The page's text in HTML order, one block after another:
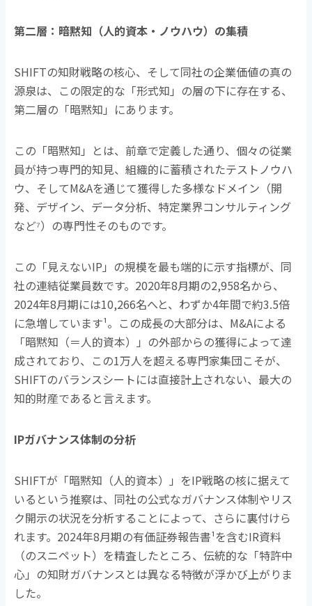
第二層：暗黙知（人的資本・ノウハウ）の集積
SHIFTの知財戦略の核心、そして同社の企業価値の真の
源泉は、この限定的な「形式知」の層の下に存在する、
第二層の「暗黙知」にあります。
この「暗黙知」とは、前章で定義した通り、個々の従業
員が持つ専門的知見、組織的に蓄積されたテストノウハ
ウ、そしてM&Aを通じて獲得した多様なドメイン（開
発、デザイン、データ分析、特定業界コンサルティング
など⁷）の専門性そのものです。
この「見えないIP 」の規模を最も端的に示す指標が、同
社の連結従業員数です。 2020年8月期の2,958名から、
2024年8月期には10,266名へと、わずか4年間で約3.5倍
に急増しています¹。この成長の大部分は、 M&Aによる
「暗黙知（＝人的資本）」の外部からの獲得によって達
成されており、この1万人を超える専門家集団こそが、
SHIFTのバランスシートには直接計上されない、最大の
知的財産であると言えます。
IPガバナンス体制の分析
SHIFTが「暗黙知（人的資本）」をIP戦略の核に据えて
いるという推察は、同社の公式なガバナンス体制やリス
ク開示の状況を分析することによって、さらに裏付けら
れます。 2024年8月期の有価証券報告書¹を含むIR資料
（のスニペット）を精査したところ、伝統的な「特許中
心」の知財ガバナンスとは異なる特徴が浮かび上がりま
した。